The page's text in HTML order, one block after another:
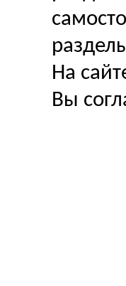
На
Вы